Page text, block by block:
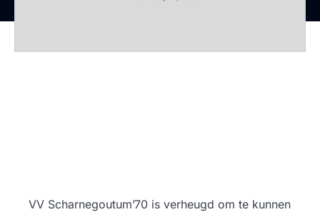
VV Scharnegoutum’70 is verheugd om te kunnen